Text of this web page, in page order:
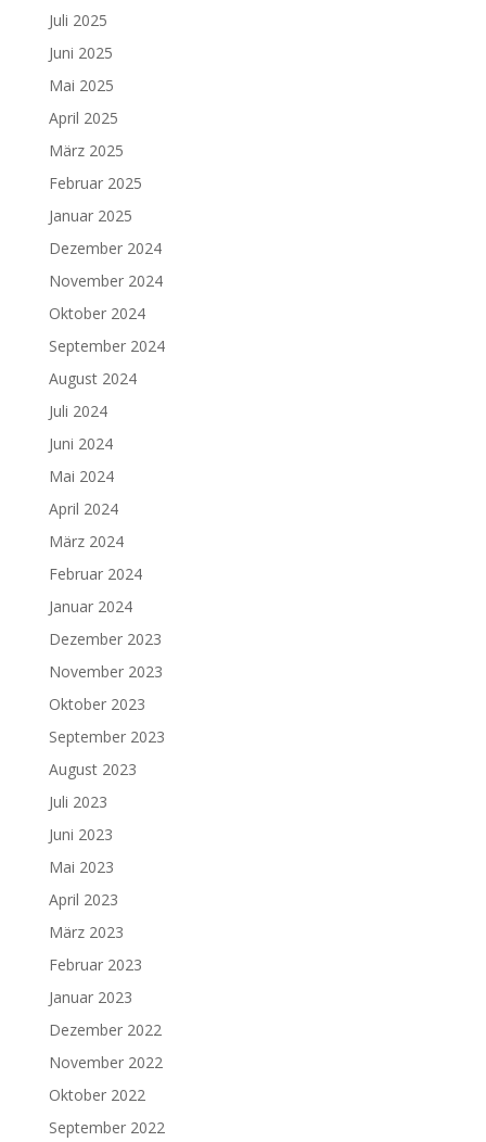
Juli 2025
Juni 2025
Mai 2025
April 2025
März 2025
Februar 2025
Januar 2025
Dezember 2024
November 2024
Oktober 2024
September 2024
August 2024
Juli 2024
Juni 2024
Mai 2024
April 2024
März 2024
Februar 2024
Januar 2024
Dezember 2023
November 2023
Oktober 2023
September 2023
August 2023
Juli 2023
Juni 2023
Mai 2023
April 2023
März 2023
Februar 2023
Januar 2023
Dezember 2022
November 2022
Oktober 2022
September 2022